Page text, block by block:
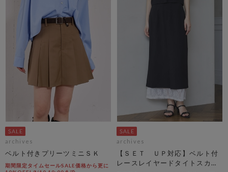
archives
ベルト付きプリーツミニＳＫ
期間限定タイムセールSALE価格から更に
archives
【ＳＥＴ ＵＰ対応】ベルト付
レースレイヤードタイトスカー